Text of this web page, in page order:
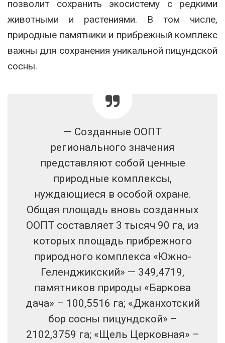
позволит сохранить экосистему с редкими
животными и растениями. В том числе,
природные памятники и прибрежный комплекс
важны для сохранения уникальной пицундской
сосны.
— Созданные ООПТ
регионального значения
представляют собой ценные
природные комплексы,
нуждающиеся в особой охране.
Общая площадь вновь созданных
ООПТ составляет 3 тысяч 90 га, из
которых площадь прибрежного
природного комплекса «Южно-
Геленджикский» — 349,4719,
памятников природы «Баркова
дача» – 100,5516 га; «Джанхотский
бор сосны пицундской» –
2102,3759 га; «Щель Церковная» –